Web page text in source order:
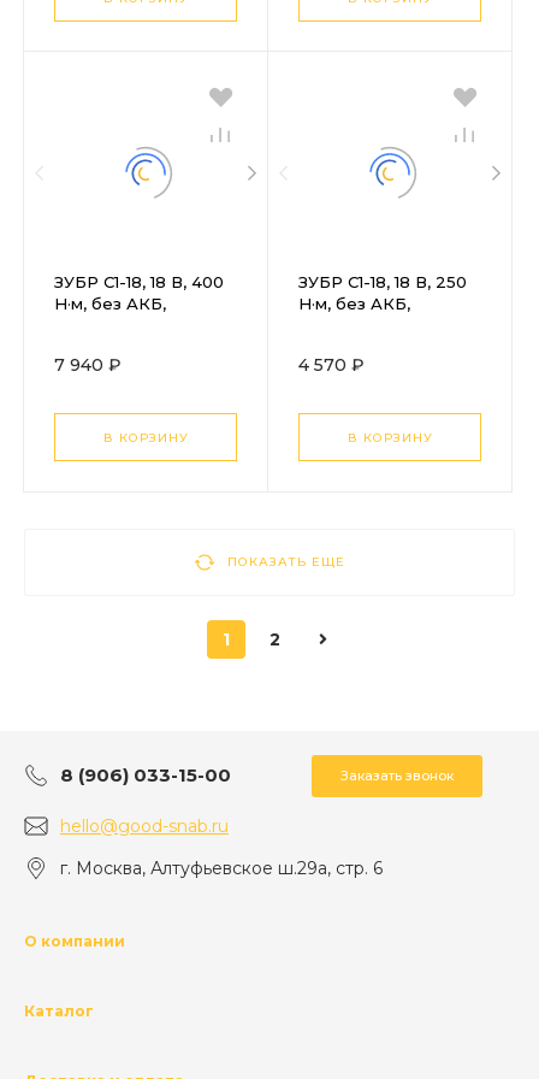
ЗУБР С1-18, 18 В, 400
Н·м, без АКБ,
7 940 ₽
В КОРЗИНУ
ЗУБР С1-18, 18 В, 250
Н·м, без АКБ,
4 570 ₽
В КОРЗИНУ
ПОКАЗАТЬ ЕЩЕ
1 2
8 (906) 033-15-00 Заказать звонок
hello@good-snab.ru
г. Москва, Алтуфьевское ш.29а, стр. 6
О компании
Каталог